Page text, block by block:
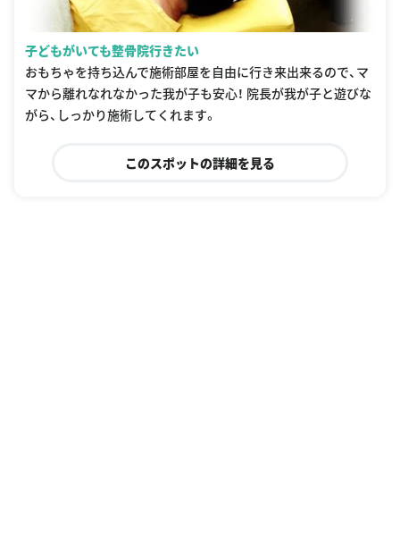
子どもがいても整骨院行きたい
おもちゃを持ち込んで施術部屋を自由に行き来出来るので、マ
マから離れなれなかった我が子も安心！ 院長が我が子と遊びな
がら、しっかり施術してくれます。
このスポットの詳細を見る